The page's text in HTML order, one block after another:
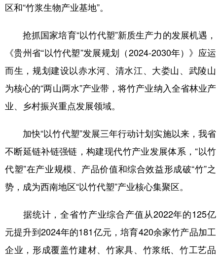
区和“竹浆生物产业基地”。
抢抓国家培育“以竹代塑”新质生产力的发展机遇，
《贵州省“以竹代塑”发展规划（2024-2030年）》应运
而生，规划建设以赤水河、清水江、大娄山、武陵山
为核心的“两山两水”产业带，将竹产业纳入全省林业产
业、乡村振兴重点发展领域。
加快“以竹代塑”发展三年行动计划实施以来，我省
不断延链补链强链，构建现代竹产业发展体系，“以竹
代塑”在产业规模、产品价值和综合效益形成破“竹”之
势，成为西南地区“以竹代塑”产业核心集聚区。
据统计，全省竹产业综合产值从2022年的125亿
元提升到2024年的181亿元，培育420余家竹产品加工
企业，形成覆盖竹建材、竹家具、竹浆纸、竹工艺品